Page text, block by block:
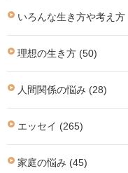
いろんな生き方や考え方
理想の生き方 (50)
人間関係の悩み (28)
エッセイ (265)
家庭の悩み (45)